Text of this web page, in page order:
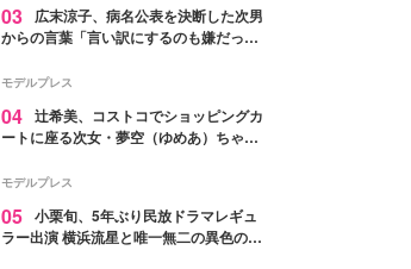
03
広末涼子、病名公表を決断した次男
からの言葉「言い訳にするのも嫌だっ
モデルプレス
04 辻希美、コストコでショッピングカ
ートに座る次女・夢空（ゆめあ）ちゃん
ぎ」「成長を感じる」の声
モデルプレス
05 小栗旬、5年ぶり民放ドラマレギュ
ラー出演 横浜流星と唯一無二の異色のバ